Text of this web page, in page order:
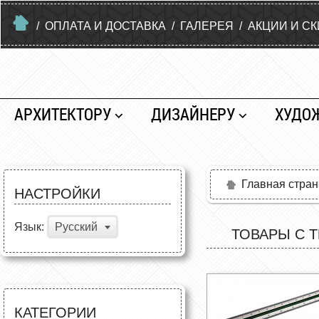
/ ОПЛАТА И ДОСТАВКА / ГАЛЕРЕЯ / АКЦИИ И
АРХИТЕКТОРУ ДИЗАЙНЕРУ
НАСТРОЙКИ
Язык: Русский
КАТЕГОРИИ
Главная
ТОВАРЫ С